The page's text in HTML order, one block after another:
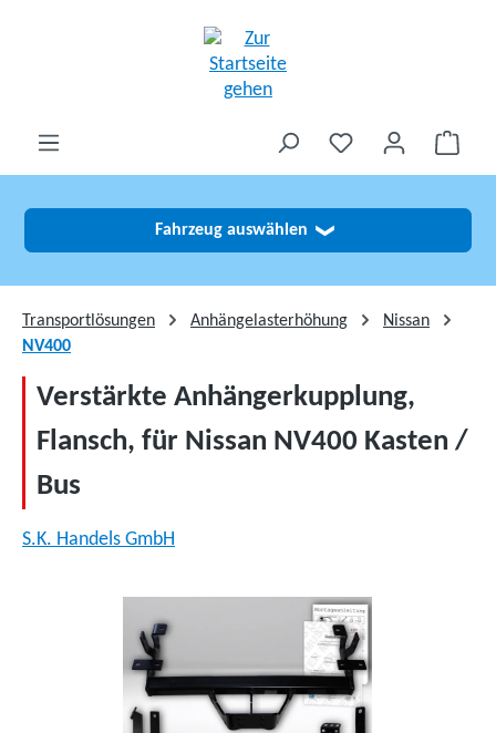
Fahrzeug auswählen ❯
Transportlösungen Anhängelasterhöhung
Nissan
NV400
Verstärkte Anhängerkupplung,
Flansch, für Nissan NV400 Kasten /
Bus
S.K. Handels GmbH